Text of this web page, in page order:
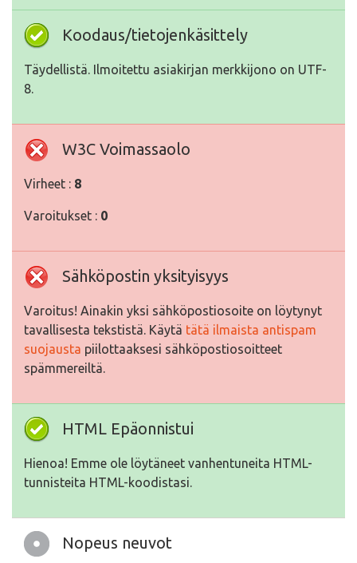
Koodaus/tietojenkäsittely
Täydellistä. Ilmoitettu asiakirjan merkkijono on UTF-
8.
W3C Voimassaolo
Virheet : 8
Varoitukset : 0
Sähköpostin yksityisyys
Varoitus! Ainakin yksi sähköpostiosoite on löytynyt
tavallisesta tekstistä. Käytä tätä ilmaista antispam
suojausta piilottaaksesi sähköpostiosoitteet
spämmereiltä.
HTML Epäonnistui
Hienoa! Emme ole löytäneet vanhentuneita HTML-
tunnisteita HTML-koodistasi.
Nopeus neuvot